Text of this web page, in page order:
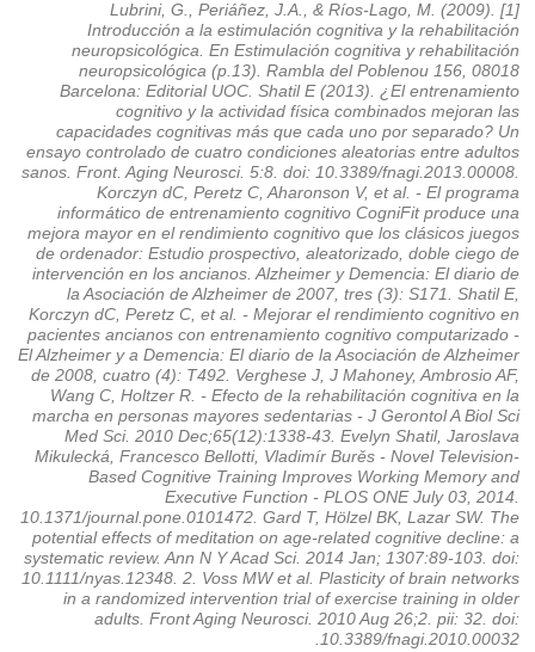
[1] Lubrini, G., Periáñez, J.A., & Ríos-Lago, M. (2009).
Introducción a la estimulación cognitiva y la rehabilitación
neuropsicológica. En Estimulación cognitiva y rehabilitación
neuropsicológica (p.13). Rambla del Poblenou 156, 08018
Barcelona: Editorial UOC. Shatil E (2013). ¿El entrenamiento
cognitivo y la actividad física combinados mejoran las
capacidades cognitivas más que cada uno por separado? Un
ensayo controlado de cuatro condiciones aleatorias entre adultos
sanos. Front. Aging Neurosci. 5:8. doi: 10.3389/fnagi.2013.00008.
Korczyn dC, Peretz C, Aharonson V, et al. - El programa
informático de entrenamiento cognitivo CogniFit produce una
mejora mayor en el rendimiento cognitivo que los clásicos juegos
de ordenador: Estudio prospectivo, aleatorizado, doble ciego de
intervención en los ancianos. Alzheimer y Demencia: El diario de
la Asociación de Alzheimer de 2007, tres (3): S171. Shatil E,
Korczyn dC, Peretz C, et al. - Mejorar el rendimiento cognitivo en
pacientes ancianos con entrenamiento cognitivo computarizado -
El Alzheimer y a Demencia: El diario de la Asociación de Alzheimer
de 2008, cuatro (4): T492. Verghese J, J Mahoney, Ambrosio AF,
Wang C, Holtzer R. - Efecto de la rehabilitación cognitiva en la
marcha en personas mayores sedentarias - J Gerontol A Biol Sci
Med Sci. 2010 Dec;65(12):1338-43. Evelyn Shatil, Jaroslava
Mikulecká, Francesco Bellotti, Vladimír Burěs - Novel Television-
Based Cognitive Training Improves Working Memory and
Executive Function - PLOS ONE July 03, 2014.
10.1371/journal.pone.0101472. Gard T, Hölzel BK, Lazar SW. The
potential effects of meditation on age-related cognitive decline: a
systematic review. Ann N Y Acad Sci. 2014 Jan; 1307:89-103. doi:
10.1111/nyas.12348. 2. Voss MW et al. Plasticity of brain networks
in a randomized intervention trial of exercise training in older
adults. Front Aging Neurosci. 2010 Aug 26;2. pii: 32. doi:
10.3389/fnagi.2010.00032.